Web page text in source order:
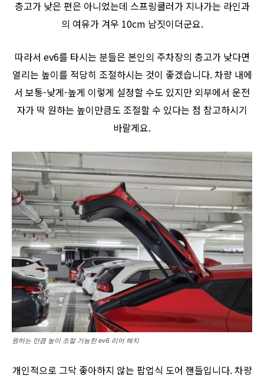
층고가 낮은 편은 아니었는데 스프링쿨러가 지나가는 라인과
의 여유가 겨우 10cm 남짓이더군요.
따라서 ev6를 타시는 분들은 본인의 주차장의 층고가 낮다면
열리는 높이를 적당히 조절하시는 것이 좋겠습니다. 차량 내에
서 보통-낮게-높게 이렇게 설정할 수도 있지만 외부에서 운전
자가 딱 원하는 높이만큼도 조절할 수 있다는 점 참고하시기
바랄게요.
원하는 만큼 높이 조절 가능한 ev6 리어 해치
개인적으로 그닥 좋아하지 않는 팝업식 도어 핸들입니다. 차량